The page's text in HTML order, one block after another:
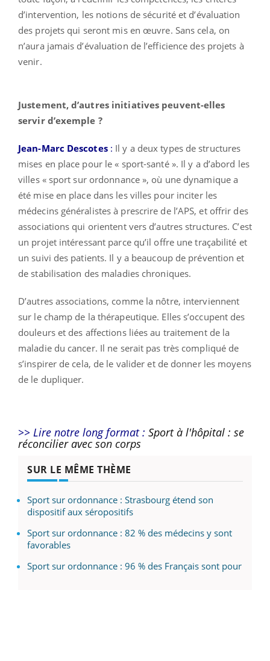
d’intervention, les notions de sécurité et d’évaluation
des projets qui seront mis en œuvre. Sans cela, on
n’aura jamais d’évaluation de l’efficience des projets à
venir.
Justement, d’autres initiatives peuvent-elles
servir d’exemple ?
Jean-Marc Descotes : Il y a deux types de structures
mises en place pour le « sport-santé ». Il y a d’abord les
villes « sport sur ordonnance », où une dynamique a
été mise en place dans les villes pour inciter les
médecins généralistes à prescrire de l’APS, et offrir des
associations qui orientent vers d’autres structures. C’est
un projet intéressant parce qu’il offre une traçabilité et
un suivi des patients. Il y a beaucoup de prévention et
de stabilisation des maladies chroniques.
D’autres associations, comme la nôtre, interviennent
sur le champ de la thérapeutique. Elles s’occupent des
douleurs et des affections liées au traitement de la
maladie du cancer. Il ne serait pas très compliqué de
s’inspirer de cela, de le valider et de donner les moyens
de le dupliquer.
>> Lire notre long format : Sport à l'hôpital : se
réconcilier avec son corps
SUR LE MÊME THÈME
Sport sur ordonnance : Strasbourg étend son
dispositif aux séropositifs
Sport sur ordonnance : 82 % des médecins y sont
favorables
Sport sur ordonnance : 96 % des Français sont pour